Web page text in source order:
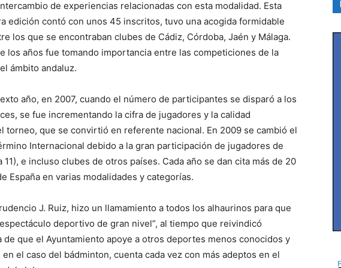
de experiencias relacionadas con esta modalidad. Esta
edición contó con unos 45 inscritos, tuvo una acogida formidable
los que se encontraban clubes de Cádiz, Córdoba, Jaén y Málaga.
los años fue tomando importancia entre las competiciones de la
ámbito andaluz.
año, en 2007, cuando el número de participantes se disparó a los
se fue incrementando la cifra de jugadores y la calidad
torneo, que se convirtió en referente nacional. En 2009 se cambió el
Internacional debido a la gran participación de jugadores de
e incluso clubes de otros países. Cada año se dan cita más de 20
España en varias modalidades y categorías.
J. Ruiz, hizo un llamamiento a todos los alhaurinos para que
deportivo de gran nivel”, al tiempo que reivindicó
de que el Ayuntamiento apoye a otros deportes menos conocidos y
el caso del bádminton, cuenta cada vez con más adeptos en el